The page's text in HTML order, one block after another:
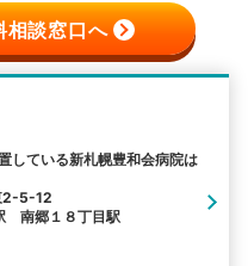
相談窓口へ
している新札幌豊和会病院は
2-5-12
南郷１８丁目駅